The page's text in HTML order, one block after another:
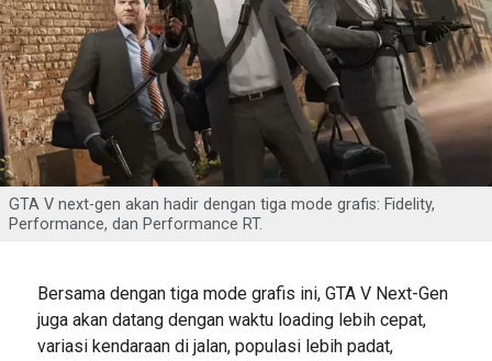
GTA V next-gen akan hadir dengan tiga mode grafis: Fidelity,
Performance, dan Performance RT.
Bersama dengan tiga mode grafis ini, GTA V Next-Gen
juga akan datang dengan waktu loading lebih cepat,
variasi kendaraan di jalan, populasi lebih padat,